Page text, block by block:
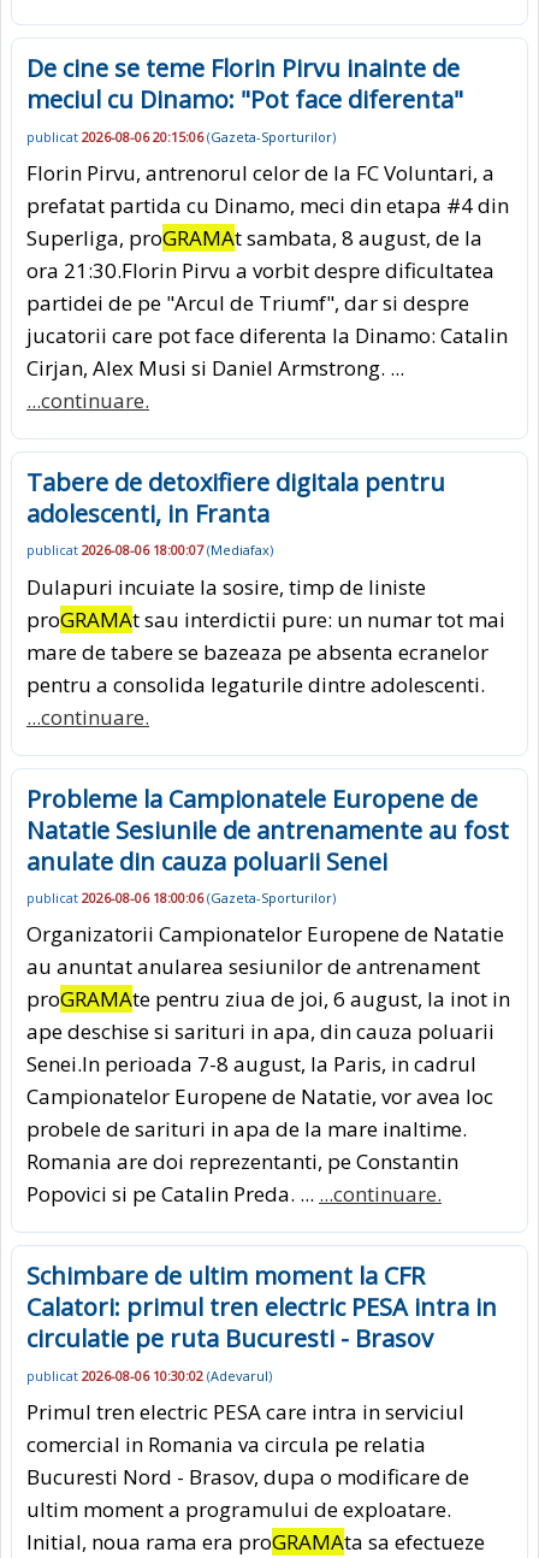
De cine se teme Florin Pirvu inainte de
meciul cu Dinamo: "Pot face diferenta"
publicat 2026-08-06 20:15:06(Gazeta-Sporturilor)
Florin Pirvu, antrenorul celor de la FC Voluntari, a
prefatat partida cu Dinamo, meci din etapa #4 din
Superliga, proGRAMAt sambata, 8 august, de la
ora 21:30.Florin Pirvu a vorbit despre dificultatea
partidei de pe "Arcul de Triumf", dar si despre
jucatorii care pot face diferenta la Dinamo: Catalin
Cirjan, Alex Musi si Daniel Armstrong. ...
...continuare.
Tabere de detoxifiere digitala pentru
adolescenti, in Franta
publicat 2026-08-06 18:00:07(Mediafax)
Dulapuri incuiate la sosire, timp de liniste
proGRAMAt sau interdictii pure: un numar tot mai
mare de tabere se bazeaza pe absenta ecranelor
pentru a consolida legaturile dintre adolescenti.
...continuare.
Probleme la Campionatele Europene de
Natatie Sesiunile de antrenamente au fost
anulate din cauza poluarii Senei
publicat 2026-08-06 18:00:06(Gazeta-Sporturilor)
Organizatorii Campionatelor Europene de Natatie
au anuntat anularea sesiunilor de antrenament
proGRAMAte pentru ziua de joi, 6 august, la inot in
ape deschise si sarituri in apa, din cauza poluarii
Senei.In perioada 7-8 august, la Paris, in cadrul
Campionatelor Europene de Natatie, vor avea loc
probele de sarituri in apa de la mare inaltime.
Romania are doi reprezentanti, pe Constantin
Popovici si pe Catalin Preda. ... ...continuare.
Schimbare de ultim moment la CFR
Calatori: primul tren electric PESA intra in
circulatie pe ruta Bucuresti - Brasov
publicat 2026-08-06 10:30:02 (Adevarul)
Primul tren electric PESA care intra in serviciul
comercial in Romania va circula pe relatia
Bucuresti Nord - Brasov, dupa o modificare de
ultim moment a programului de exploatare.
Initial, noua rama era proGRAMAta sa efectueze